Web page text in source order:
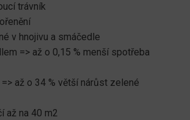
trávník
v hnojivu a smáčedle
=> až o 0,15 % menší spotřeba
až o 34 % větší nárůst zelené
až na 40 m2